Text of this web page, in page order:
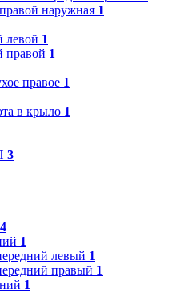
наружная 1
левой 1
правой 1
правое 1
в крыло 1
3
4
1
левый 1
правый 1
1